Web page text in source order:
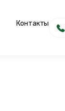
Контакты